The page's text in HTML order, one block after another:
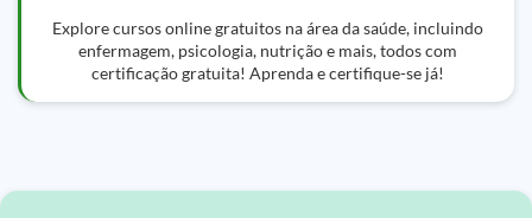
Explore cursos online gratuitos na área da saúde, incluindo
enfermagem, psicologia, nutrição e mais, todos com
certificação gratuita! Aprenda e certifique-se já!